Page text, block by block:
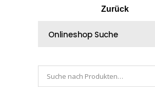
Zurück
Onlineshop Suche